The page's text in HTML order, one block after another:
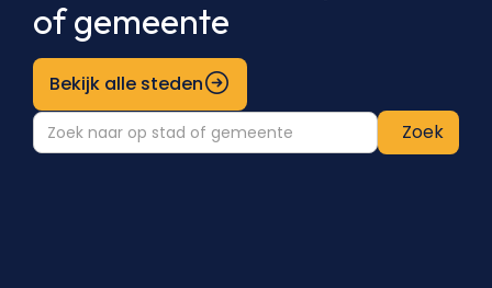
of gemeente
Bekijk alle steden